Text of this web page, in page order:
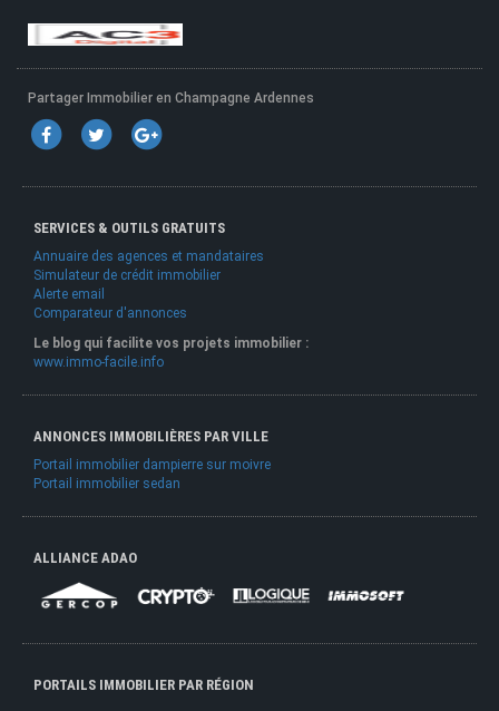
Partager Immobilier en Champagne Ardennes
SERVICES & OUTILS GRATUITS
Annuaire des agences et mandataires
Simulateur de crédit immobilier
Alerte email
Comparateur d'annonces
Le blog qui facilite vos projets immobilier :
www.immo-facile.info
ANNONCES IMMOBILIÈRES PAR VILLE
Portail immobilier dampierre sur moivre
Portail immobilier sedan
ALLIANCE ADAO
PORTAILS IMMOBILIER PAR RÉGION